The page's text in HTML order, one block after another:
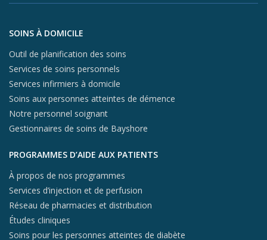
Aller au contenu du pied de page
SOINS À DOMICILE
Outil de planification des soins
Services de soins personnels
Services infirmiers à domicile
Soins aux personnes atteintes de démence
Notre personnel soignant
Gestionnaires de soins de Bayshore
PROGRAMMES D’AIDE AUX PATIENTS
À propos de nos programmes
Services d’injection et de perfusion
Réseau de pharmacies et distribution
Études cliniques
Soins pour les personnes atteintes de diabète